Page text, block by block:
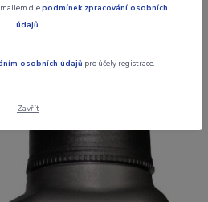
Synthetic 2T Engine
dlepodmínek zpracování osobních
údajů.
osobních údajů pro účely registrace.
Zavřít